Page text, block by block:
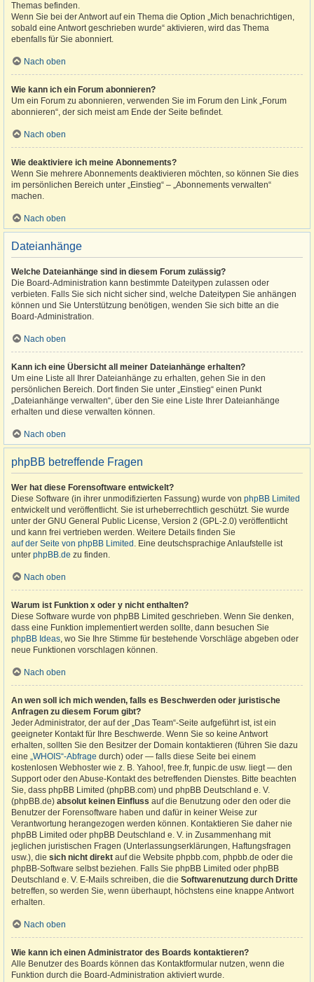
Themas befinden.
Wenn Sie bei der Antwort auf ein Thema die Option „Mich benachrichtigen,
sobald eine Antwort geschrieben wurde“ aktivieren, wird das Thema
ebenfalls für Sie abonniert.
Nach oben
Wie kann ich ein Forum abonnieren?
Um ein Forum zu abonnieren, verwenden Sie im Forum den Link „Forum
abonnieren“, der sich meist am Ende der Seite befindet.
Nach oben
Wie deaktiviere ich meine Abonnements?
Wenn Sie mehrere Abonnements deaktivieren möchten, so können Sie dies
im persönlichen Bereich unter „Einstieg“ – „Abonnements verwalten“
machen.
Nach oben
Dateianhänge
Welche Dateianhänge sind in diesem Forum zulässig?
Die Board-Administration kann bestimmte Dateitypen zulassen oder
verbieten. Falls Sie sich nicht sicher sind, welche Dateitypen Sie anhängen
können und Sie Unterstützung benötigen, wenden Sie sich bitte an die
Board-Administration.
Nach oben
Kann ich eine Übersicht all meiner Dateianhänge erhalten?
Um eine Liste all Ihrer Dateianhänge zu erhalten, gehen Sie in den
persönlichen Bereich. Dort finden Sie unter „Einstieg“ einen Punkt
„Dateianhänge verwalten“, über den Sie eine Liste Ihrer Dateianhänge
erhalten und diese verwalten können.
Nach oben
phpBB betreffende Fragen
Wer hat diese Forensoftware entwickelt?
Diese Software (in ihrer unmodifizierten Fassung) wurde von phpBB Limited
entwickelt und veröffentlicht. Sie ist urheberrechtlich geschützt. Sie wurde
unter der GNU General Public License, Version 2 (GPL-2.0) veröffentlicht
und kann frei vertrieben werden. Weitere Details finden Sie
auf der Seite von phpBB Limited . Eine deutschsprachige Anlaufstelle ist
unter phpBB.de zu finden.
Nach oben
Warum ist Funktion x oder y nicht enthalten?
Diese Software wurde von phpBB Limited geschrieben. Wenn Sie denken,
dass eine Funktion implementiert werden sollte, dann besuchen Sie
phpBB Ideas, wo Sie Ihre Stimme für bestehende Vorschläge abgeben oder
neue Funktionen vorschlagen können.
Nach oben
An wen soll ich mich wenden, falls es Beschwerden oder juristische
Anfragen zu diesem Forum gibt?
Jeder Administrator, der auf der „Das Team“-Seite aufgeführt ist, ist ein
geeigneter Kontakt für Ihre Beschwerde. Wenn Sie so keine Antwort
erhalten, sollten Sie den Besitzer der Domain kontaktieren (führen Sie dazu
eine „WHOIS“-Abfrage durch) oder — falls diese Seite bei einem
kostenlosen Webhoster wie z. B. Yahoo!, free.fr, funpic.de usw. liegt — den
Support oder den Abuse-Kontakt des betreffenden Dienstes. Bitte beachten
Sie, dass phpBB Limited (phpBB.com) und phpBB Deutschland e. V.
(phpBB.de) absolut keinen Einfluss auf die Benutzung oder den oder die
Benutzer der Forensoftware haben und dafür in keiner Weise zur
Verantwortung herangezogen werden können. Kontaktieren Sie daher nie
phpBB Limited oder phpBB Deutschland e. V. in Zusammenhang mit
jeglichen juristischen Fragen (Unterlassungserklärungen, Haftungsfragen
usw.), die sich nicht direkt auf die Website phpbb.com, phpbb.de oder die
phpBB-Software selbst beziehen. Falls Sie phpBB Limited oder phpBB
Deutschland e. V. E-Mails schreiben, die die Softwarenutzung durch Dritte
betreffen, so werden Sie, wenn überhaupt, höchstens eine knappe Antwort
erhalten.
Nach oben
Wie kann ich einen Administrator des Boards kontaktieren?
Alle Benutzer des Boards können das Kontaktformular nutzen, wenn die
Funktion durch die Board-Administration aktiviert wurde.